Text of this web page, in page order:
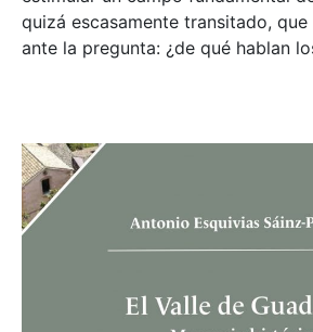
quizá escasamente transitado,
ante la pregunta: ¿de qué hablan